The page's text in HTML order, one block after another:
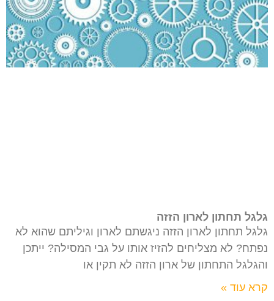
גלגל תחתון לארון הזזה
גלגל תחתון לארון הזזה ניגשתם לארון וגיליתם שהוא לא
נפתח? לא מצליחים להזיז אותו על גבי המסילה? ייתכן
והגלגל התחתון של ארון הזזה לא תקין או
קרא עוד »